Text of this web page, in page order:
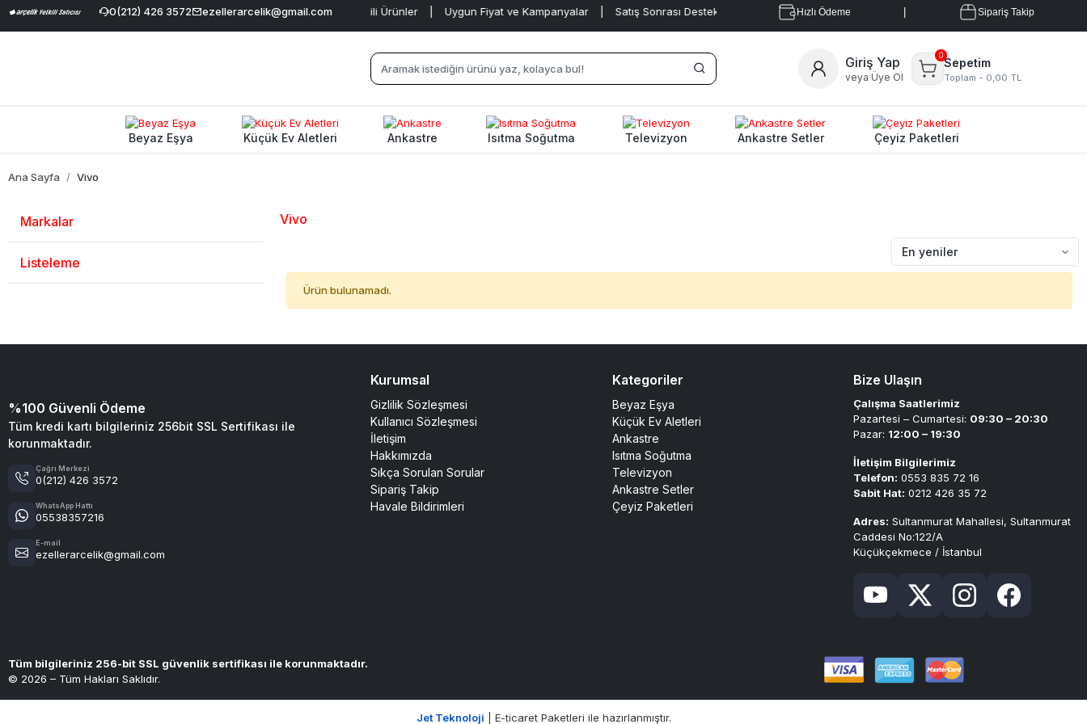
0(212) 426 3572 ezellerarcelik@gmail.com
Havale İndirimi Geniş Ürün Yelpazesi | %100 Orijinal ve Garantili Ürünler | Uygun Fiyat ve Kampanyalar | Satış Sonrası Destek Hızlı Ödeme Sipariş Takip
Giriş Yap
veya Üye Ol
0
Sepetim
Toplam - 0,00 TL
Beyaz Eşya Küçük Ev Aletleri Ankastre Isıtma Soğutma Televizyon Ankastre Setler Çeyiz Paketleri
Ana Sayfa Vivo
Markalar
Listeleme
Vivo
Ürün bulunamadı.
%100 Güvenli Ödeme
Tüm kredi kartı bilgileriniz 256bit SSL Sertifikası ile
korunmaktadır.
Çağrı Merkezi
0(212) 426 3572
WhatsApp Hattı
05538357216
E-mail
ezellerarcelik@gmail.com
Kurumsal
Gizlilik Sözleşmesi
Kullanıcı Sözleşmesi
İletişim
Hakkımızda
Sıkça Sorulan Sorular
Sipariş Takip
Havale Bildirimleri
Kategoriler
Beyaz Eşya
Küçük Ev Aletleri
Ankastre
Isıtma Soğutma
Televizyon
Ankastre Setler
Çeyiz Paketleri
Bize Ulaşın
Çalışma Saatlerimiz
Pazartesi – Cumartesi: 09:30 – 20:30
Pazar: 12:00 – 19:30
İletişim Bilgilerimiz
Telefon: 0553 835 72 16
Sabit Hat: 0212 426 35 72
Adres: Sultanmurat Mahallesi, Sultanmurat
Caddesi No:122/A
Küçükçekmece / İstanbul
Tüm bilgileriniz 256-bit SSL güvenlik sertifikası ile korunmaktadır.
© 2026 – Tüm Hakları Saklıdır.
Jet Teknoloji | E-ticaret Paketleri ile hazırlanmıştır.